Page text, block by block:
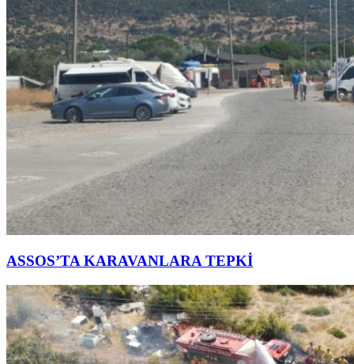
ASSOS’TA KARAVANLARA TEPKİ